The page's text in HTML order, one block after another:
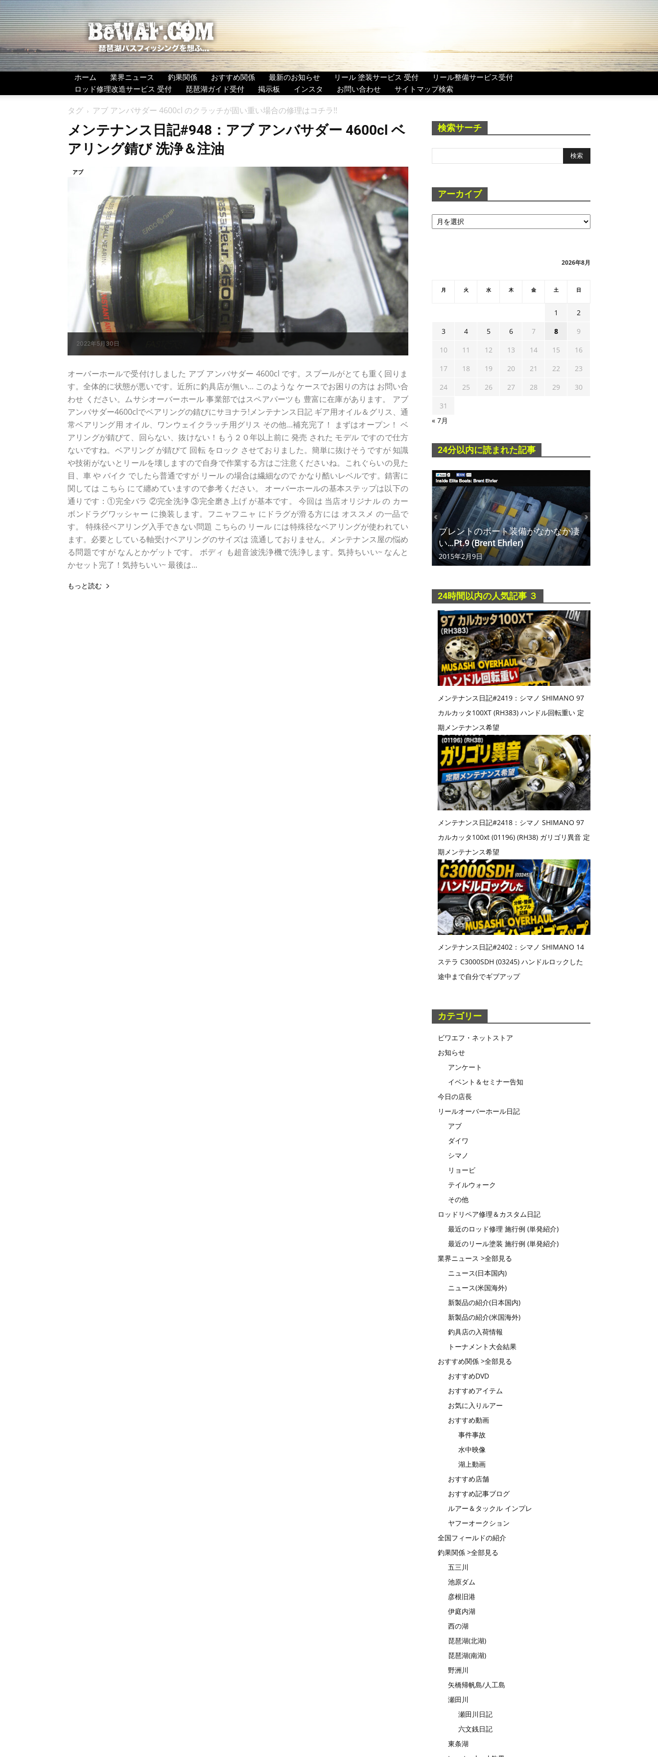
BeWAF
(ビ
ワ
エ
フ）
ホーム 業界ニュース 釣果関係 おすすめ関係 最新のお知らせ リール 塗装サービス 受付
リール整備サービス受付
ロッド修理改造サービス 受付
琵琶湖ガイド受付 掲示板 インスタ お問い合わせ サイトマップ検索
タグ アブ アンバサダー 4600cl のクラッチが固い重い場合の修理はコチラ!!
メンテナンス日記#948：アブ アンバサダー 4600cl ベ
アリング錆び 洗浄＆注油
2022年5月30日
アブ
オーバーホールで受付けしました アブ アンバサダー 4600cl です。スプールがとても重く回りま
す。全体的に状態が悪いです。近所に釣具店が無い... このような ケースでお困りの方は お問い合
わせ ください。ムサシオーバーホール 事業部ではスペアパーツも 豊富に在庫があります。 アブ
アンバサダー4600clでベアリングの錆びにサヨナラ!メンテナンス日記 ギア用オイル＆グリス、通
常ベアリング用 オイル、ワンウェイクラッチ用グリス その他...補充完了！ まずはオープン！ ベ
アリングが錆びて、回らない、抜けない！もう２０年以上前に 発売 された モデル ですので仕方
ないですね。ベアリング が錆びて 回転 をロック させておりました。簡単に抜けそうですが 知識
や技術がないとリールを壊しますので自身で作業する方はご注意くださいね。これぐらいの見た
目、車 や バイク でしたら普通ですが リール の場合は繊細なので かなり酷いレベルです。錆害に
関しては こちら にて纏めていますので参考ください。 オーバーホールの基本ステップは以下の
通りです：①完全バラ ②完全洗浄 ③完全磨き上げ が基本です。 今回は 当店オリジナル の カー
ボンドラグワッシャー に換装します。フニャフニャ にドラグが滑る方には オススメ の一品で
す。 特殊径ベアリング入手できない問題 こちらの リール には特殊径なベアリングが使われてい
ます。必要としている軸受けベアリングのサイズは 流通しておりません。メンテナンス屋の悩め
る問題ですが なんとかゲットです。 ボディ も超音波洗浄機で洗浄します。気持ちいい~ なんと
かセット完了！気持ちいい~ 最後は...
もっと読む
検索サーチ
アーカイブ
ア
ー
2026年8月
月 火 水 木 金 土 日
1
2
3
4 5 6 7 8
9
10
11 12 13 14 15
16
17
18 19 20 21 22
23
24
25 26 27 28 29
30
31
« 7月
24分以内に読まれた記事
ブレントのボート装備がなかなか凄
い…Pt.9 (Brent Ehrler)
2015年2月9日
24時間以内の人気記事 ３
メンテナンス日記#2419：シマノ SHIMANO 97
カルカッタ100XT (RH383) ハンドル回転重い 定
期メンテナンス希望
メンテナンス日記#2418：シマノ SHIMANO 97
カルカッタ100xt (01196) (RH38) ガリゴリ異音 定
期メンテナンス希望
メンテナンス日記#2402：シマノ SHIMANO 14
ステラ C3000SDH (03245) ハンドルロックした
途中まで自分でギブアップ
カテゴリー
ビワエフ・ネットストア
お知らせ
アンケート
イベント＆セミナー告知
今日の店長
リールオーバーホール日記
アブ
ダイワ
シマノ
リョービ
テイルウォーク
その他
ロッドリペア修理＆カスタム日記
最近のロッド修理 施行例 (単発紹介)
最近のリール塗装 施行例 (単発紹介)
業界ニュース >全部見る
ニュース(日本国内)
ニュース(米国海外)
新製品の紹介(日本国内)
新製品の紹介(米国海外)
釣具店の入荷情報
トーナメント大会結果
おすすめ関係 >全部見る
おすすめDVD
おすすめアイテム
お気に入りルアー
おすすめ動画
事件事故
水中映像
湖上動画
おすすめ店舗
おすすめ記事ブログ
ルアー＆タックル インプレ
ヤフーオークション
全国フィールドの紹介
釣果関係 >全部見る
五三川
池原ダム
彦根旧港
伊庭内湖
西の湖
琵琶湖(北湖)
琵琶湖(南湖)
野洲川
矢橋帰帆島/人工島
瀬田川
瀬田川日記
六文銭日記
東条湖